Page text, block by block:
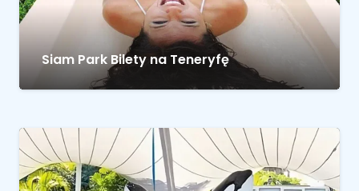
Siam Park Bilety na Teneryfę